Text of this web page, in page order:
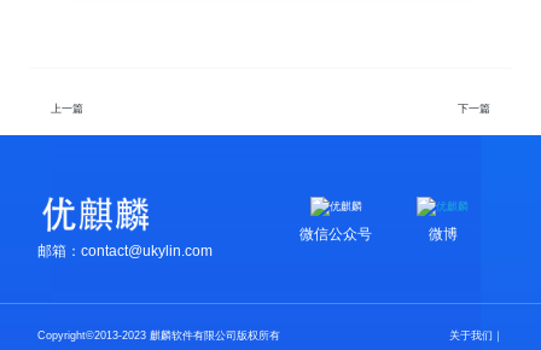
上一篇 下一篇
邮箱：contact@ukylin.com
微博
微信公众号
Copyright©2013-2023 麒麟软件有限公司版权所有 关于我们 ｜